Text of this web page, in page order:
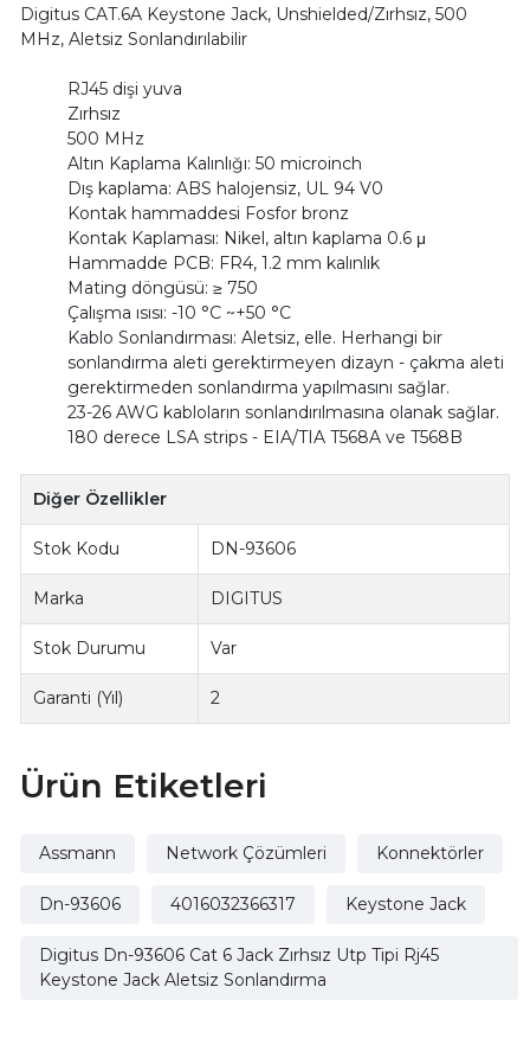
Digitus CAT.6A Keystone Jack, Unshielded/Zırhsız, 500
MHz, Aletsiz Sonlandırılabilir
RJ45 dişi yuva
Zırhsız
500 MHz
Altın Kaplama Kalınlığı: 50 microinch
Dış kaplama: ABS halojensiz, UL 94 V0
Kontak hammaddesi Fosfor bronz
Kontak Kaplaması: Nikel, altın kaplama 0.6 μ
Hammadde PCB: FR4, 1.2 mm kalınlık
Mating döngüsü: ≥ 750
Çalışma ısısı: -10 °C ~+50 °C
Kablo Sonlandırması: Aletsiz, elle. Herhangi bir
sonlandırma aleti gerektirmeyen dizayn - çakma aleti
gerektirmeden sonlandırma yapılmasını sağlar.
23-26 AWG kabloların sonlandırılmasına olanak sağlar.
180 derece LSA strips - EIA/TIA T568A ve T568B
Diğer Özellikler
Stok Kodu DN-93606
Marka DIGITUS
Stok Durumu Var
Garanti (Yıl) 2
Ürün Etiketleri
Assmann Network Çözümleri Konnektörler
Dn-93606 4016032366317 Keystone Jack
Digitus Dn-93606 Cat 6 Jack Zırhsız Utp Tipi Rj45
Keystone Jack Aletsiz Sonlandırma